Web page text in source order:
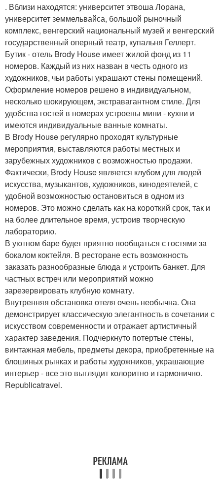
. Вблизи находятся: университет этвоша Лорана,
университет земмельвайса, большой рыночный
комплекс, венгерский национальный музей и венгерский
государственный оперный театр, купальня Геллерт.
Бутик - отель Brody House имеет жилой фонд из 11
номеров. Каждый из них назван в честь одного из
художников, чьи работы украшают стены помещений.
Оформление номеров решено в индивидуальном,
несколько шокирующем, экстравагантном стиле. Для
удобства гостей в номерах устроены мини - кухни и
имеются индивидуальные ванные комнаты.
В Brody House регулярно проходят культурные
мероприятия, выставляются работы местных и
зарубежных художников с возможностью продажи.
Фактически, Brody House является клубом для людей
искусства, музыкантов, художников, кинодеятелей, с
удобной возможностью остановиться в одном из
номеров. Это можно сделать как на короткий срок, так и
на более длительное время, устроив творческую
лабораторию.
В уютном баре будет приятно пообщаться с гостями за
бокалом коктейля. В ресторане есть возможность
заказать разнообразные блюда и устроить банкет. Для
частных встреч или мероприятий можно
зарезервировать клубную комнату.
Внутренняя обстановка отеля очень необычна. Она
демонстрирует классическую элегантность в сочетании с
искусством современности и отражает артистичный
характер заведения. Подчеркнуто потертые стены,
винтажная мебель, предметы декора, приобретенные на
блошиных рынках и работы художников, украшающие
интерьер - все это выглядит колоритно и гармонично.
Republicatravel.